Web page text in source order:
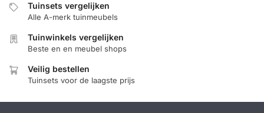
Tuinsets vergelijken
Alle A-merk tuinmeubels
Tuinwinkels vergelijken
Beste en en meubel shops
Veilig bestellen
Tuinsets voor de laagste prijs